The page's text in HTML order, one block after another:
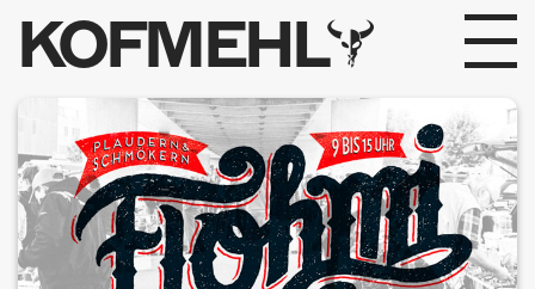
KOFMEHL
PROGRAMM
FABRIKGEFLÜSTER
GALERIE